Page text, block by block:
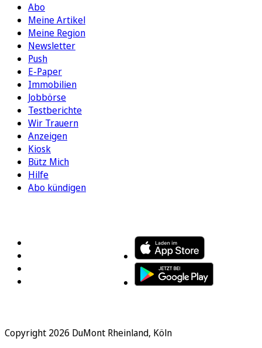
Abo
Meine Artikel
Meine Region
Newsletter
Push
E-Paper
Immobilien
Jobbörse
Testberichte
Wir Trauern
Anzeigen
Kiosk
Bütz Mich
Hilfe
Abo kündigen
Copyright 2026 DuMont Rheinland, Köln